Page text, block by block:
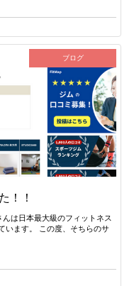
ブログ
！！
は日本最大級のフィットネス
います。 この度、そちらのサ